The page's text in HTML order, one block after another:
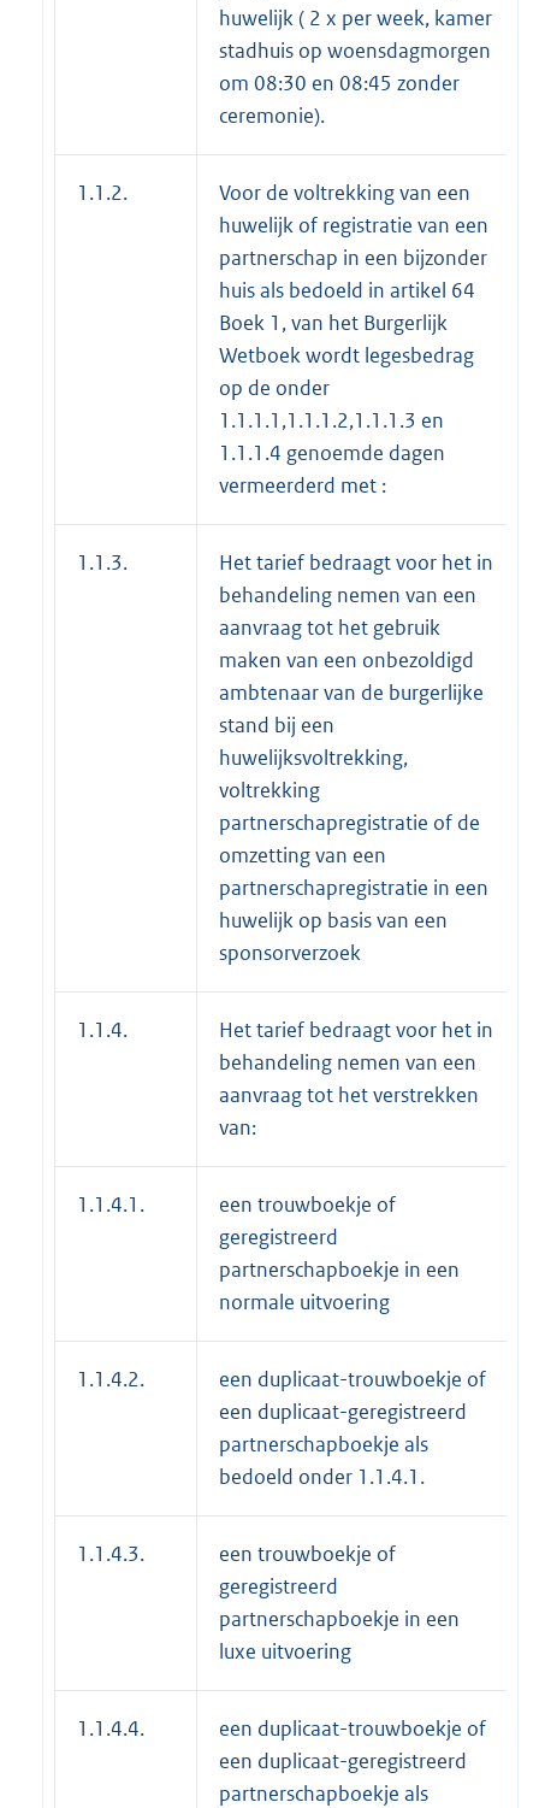
huwelijk ( 2 x per week, kamer
stadhuis op woensdagmorgen
om 08:30 en 08:45 zonder
ceremonie).
1.1.2.
Voor de voltrekking van een
huwelijk of registratie van een
partnerschap in een bijzonder
huis als bedoeld in artikel 64
Boek 1, van het Burgerlijk
Wetboek wordt legesbedrag
op de onder
1.1.1.1,1.1.1.2,1.1.1.3 en
1.1.1.4 genoemde dagen
vermeerderd met :
1.1.3.
Het tarief bedraagt voor het in
behandeling nemen van een
aanvraag tot het gebruik
maken van een onbezoldigd
ambtenaar van de burgerlijke
stand bij een
huwelijksvoltrekking,
voltrekking
partnerschapregistratie of de
omzetting van een
partnerschapregistratie in een
huwelijk op basis van een
sponsorverzoek
1.1.4.
Het tarief bedraagt voor het in
behandeling nemen van een
aanvraag tot het verstrekken
van:
1.1.4.1.
een trouwboekje of
geregistreerd
partnerschapboekje in een
normale uitvoering
1.1.4.2.
een duplicaat-trouwboekje of
een duplicaat-geregistreerd
partnerschapboekje als
bedoeld onder 1.1.4.1.
1.1.4.3.
een trouwboekje of
geregistreerd
partnerschapboekje in een
luxe uitvoering
1.1.4.4.
een duplicaat-trouwboekje of
een duplicaat-geregistreerd
partnerschapboekje als